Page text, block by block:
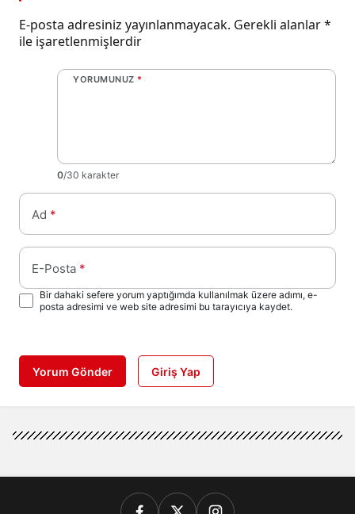
E-posta adresiniz yayınlanmayacak. Gerekli alanlar*
ile işaretlenmişlerdir
YORUMUNUZ *
0/30 karakter
Ad *
E-Posta *
Bir dahaki sefere yorum yaptığımda kullanılmak üzere adımı, e-
posta adresimi ve web site adresimi bu tarayıcıya kaydet.
Yorum Gönder Giriş Yap